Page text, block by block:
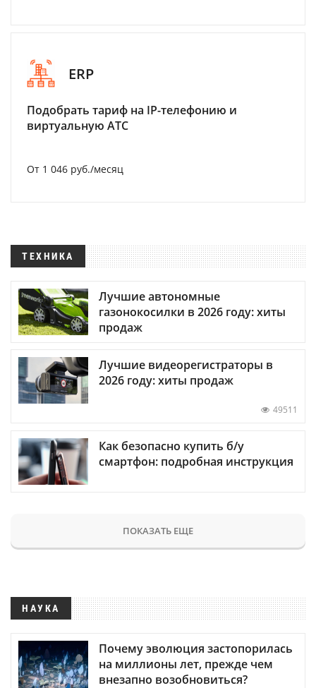
ERP
Подобрать тариф на IP-телефонию и
виртуальную АТС
От 1 046 руб./месяц
ТЕХНИКА
Лучшие автономные
газонокосилки в 2026 году: хиты
продаж
Лучшие видеорегистраторы в
2026 году: хиты продаж
49511
Как безопасно купить б/у
смартфон: подробная инструкция
ПОКАЗАТЬ ЕЩЕ
НАУКА
Почему эволюция застопорилась
на миллионы лет, прежде чем
внезапно возобновиться?